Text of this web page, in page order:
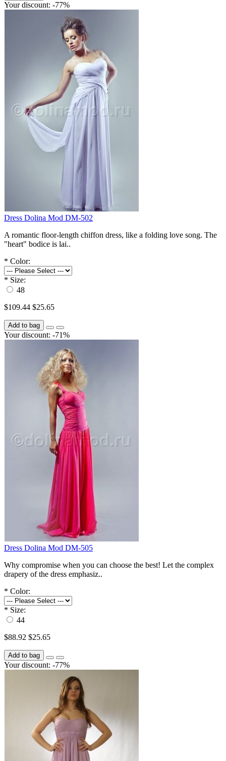
Your discount: -77%
Dress Dolina Mod DM-502
A romantic floor-length chiffon dress, like a folding love song. The
"heart" bodice is lai..
* Color:
* Size:
48
$109.44 $25.65
Add to bag
Your discount: -71%
Dress Dolina Mod DM-505
Why compromise when you can choose the best! Let the complex
drapery of the dress emphasiz..
* Color:
* Size:
44
$88.92 $25.65
Add to bag
Your discount: -77%